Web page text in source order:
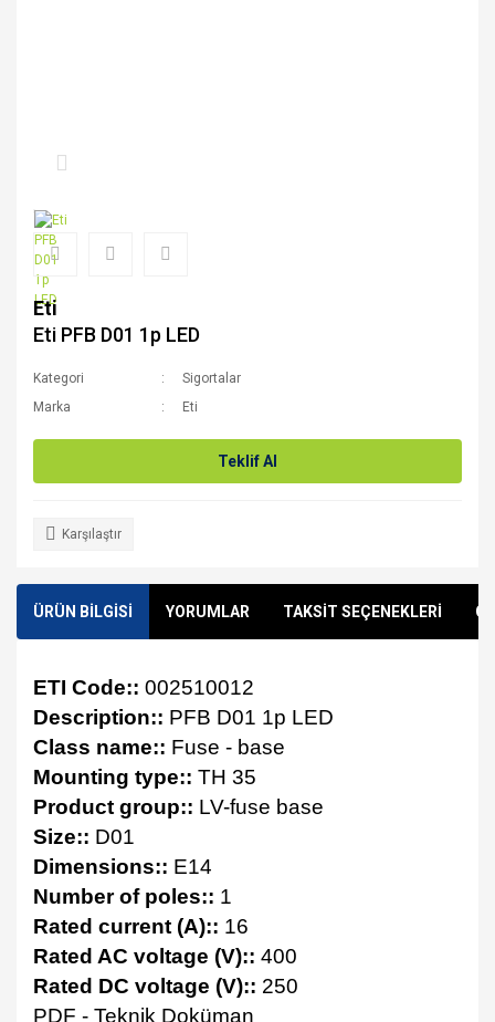
Eti
Eti PFB D01 1p LED
Kategori
Sigortalar
Marka
Eti
Teklif Al
Karşılaştır
ÜRÜN BİLGİSİ YORUMLAR TAKSİT SEÇENEKLERİ
ETI Code:: 002510012
Description:: PFB D01 1p LED
Class name:: Fuse - base
Mounting type:: TH 35
Product group:: LV-fuse base
Size:: D01
Dimensions:: E14
Number of poles:: 1
Rated current (A):: 16
Rated AC voltage (V):: 400
Rated DC voltage (V):: 250
PDF - Teknik Doküman